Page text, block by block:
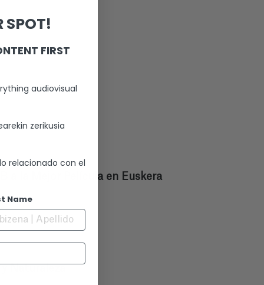
a la Mejor Película en Euskera
Naturaleza
SPOT!
FIRST
audiovisual
zerikusia
relacionado con el
Name